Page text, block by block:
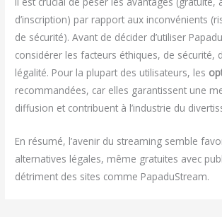
d’inscription) par rapport aux inconvénients
de sécurité). Avant de décider d’utiliser
considérer les facteurs éthiques, de sécurité,
légalité. Pour la plupart des utilisateurs, les
recommandées, car elles garantissent une
diffusion et contribuent à l’industrie du
En résumé, l’avenir du streaming semble
alternatives légales, même gratuites avec
détriment des sites comme PapaduStream.